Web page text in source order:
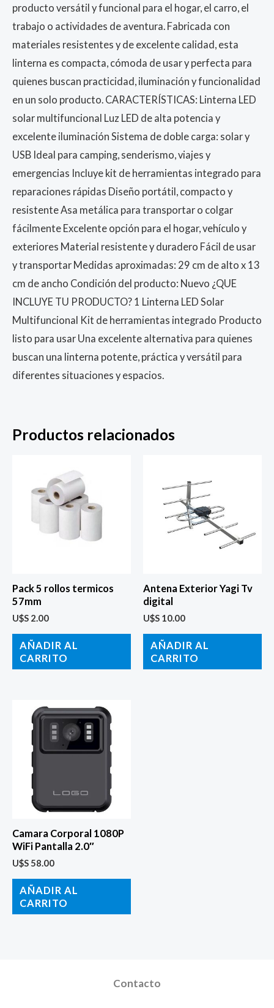
producto versátil y funcional para el hogar, el carro, el
trabajo o actividades de aventura. Fabricada con
materiales resistentes y de excelente calidad, esta
linterna es compacta, cómoda de usar y perfecta para
quienes buscan practicidad, iluminación y funcionalidad
en un solo producto. CARACTERÍSTICAS: Linterna LED
solar multifuncional Luz LED de alta potencia y
excelente iluminación Sistema de doble carga: solar y
USB Ideal para camping, senderismo, viajes y
emergencias Incluye kit de herramientas integrado para
reparaciones rápidas Diseño portátil, compacto y
resistente Asa metálica para transportar o colgar
fácilmente Excelente opción para el hogar, vehículo y
exteriores Material resistente y duradero Fácil de usar
y transportar Medidas aproximadas: 29 cm de alto x 13
cm de ancho Condición del producto: Nuevo ¿QUE
INCLUYE TU PRODUCTO? 1 Linterna LED Solar
Multifuncional Kit de herramientas integrado Producto
listo para usar Una excelente alternativa para quienes
buscan una linterna potente, práctica y versátil para
diferentes situaciones y espacios.
Productos relacionados
Pack 5 rollos termicos
57mm
U$S 2.00
AÑADIR AL
CARRITO
Antena Exterior Yagi Tv
digital
U$S 10.00
AÑADIR AL
CARRITO
Camara Corporal 1080P
WiFi Pantalla 2.0″
U$S 58.00
AÑADIR AL
CARRITO
Contacto